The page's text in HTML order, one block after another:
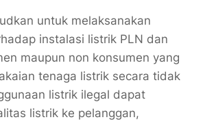
untuk melaksanakan
instalasi listrik PLN dan
maupun non konsumen yang
tenaga listrik secara tidak
listrik ilegal dapat
listrik ke pelanggan,